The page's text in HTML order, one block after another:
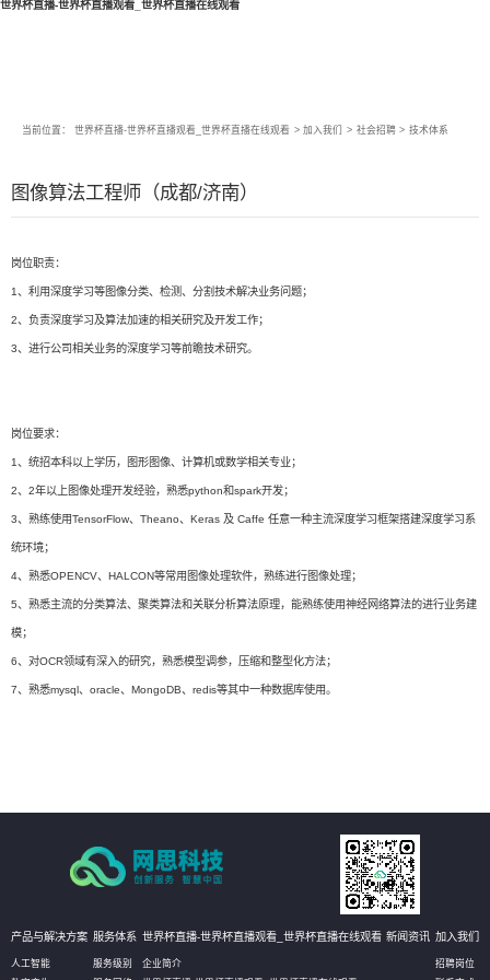
世界杯直播-世界杯直播观看_世界杯直播在线观看
当前位置： 世界杯直播-世界杯直播观看_世界杯直播在线观看 > 加入我们 > 社会招聘 > 技术体系
图像算法工程师（成都/济南）
岗位职责：
1、利用深度学习等图像分类、检测、分割技术解决业务问题；
2、负责深度学习及算法加速的相关研究及开发工作；
3、进行公司相关业务的深度学习等前瞻技术研究。
岗位要求：
1、统招本科以上学历，图形图像、计算机或数学相关专业；
2、2年以上图像处理开发经验，熟悉python和spark开发；
3、熟练使用TensorFlow、Theano、Keras 及 Caffe 任意一种主流深度学习框架搭建深度学习系
统环境；
4、熟悉OPENCV、HALCON等常用图像处理软件，熟练进行图像处理；
5、熟悉主流的分类算法、聚类算法和关联分析算法原理，能熟练使用神经网络算法的进行业务建
模；
6、对OCR领域有深入的研究，熟悉模型调参，压缩和整型化方法；
7、熟悉mysql、oracle、MongoDB、redis等其中一种数据库使用。
产品与解决方案
人工智能
服务体系
服务级别
世界杯直播-世界杯直播观看_世界杯直播在线观看
企业简介
新闻资讯 加入我们
招聘岗位